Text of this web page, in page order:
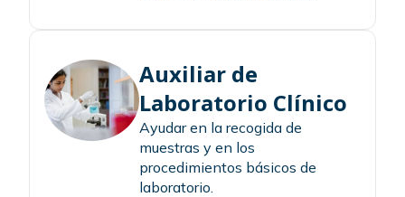
Auxiliar de
Laboratorio Clínico
Ayudar en la recogida de
muestras y en los
procedimientos básicos de
laboratorio.